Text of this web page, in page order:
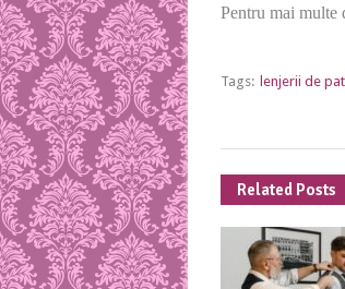
Pentru mai multe
Tags: lenjerii de pat
Related Posts